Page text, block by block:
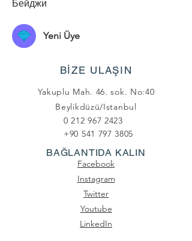
Yeni Üye
BİZE ULAŞIN
Yakuplu Mah. 46. sok. No:40
Beylikdüzü/Istanbul
0 212 967 2423
+90 541 797 3805
BAĞLANTIDA KALIN
Facebook
Instagram
Twitter
Youtube
LinkedIn